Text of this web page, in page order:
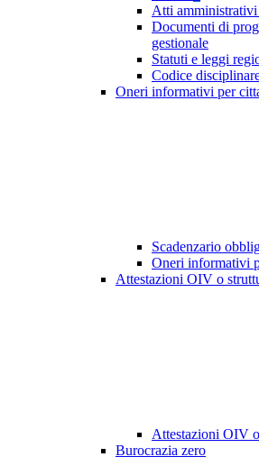
Atti amministrativi
Documenti di
gestionale
Statuti e leggi
Codice
Oneri informativi per
Scadenzario
Oneri informativi
Attestazioni OIV o
Attestazioni OIV
Burocrazia zero